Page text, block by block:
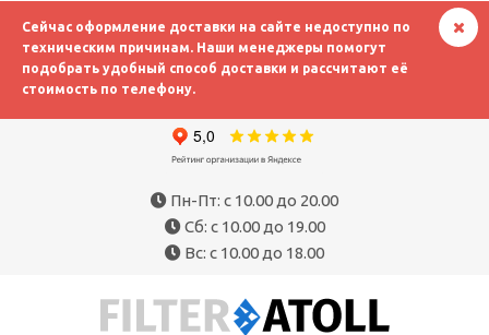
Сейчас оформление доставки на сайте недоступно по
техническим причинам. Наши менеджеры помогут
подобрать удобный способ доставки и рассчитают её
стоимость по телефону.
Пн-Пт: с 10.00 до 20.00
Сб: с 10.00 до 19.00
Вс: с 10.00 до 18.00